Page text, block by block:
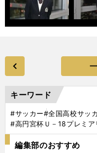
キーワード
#サッカー#全国高校サッ
#高円宮杯Ｕ－18プレミア
編集部のおすすめ